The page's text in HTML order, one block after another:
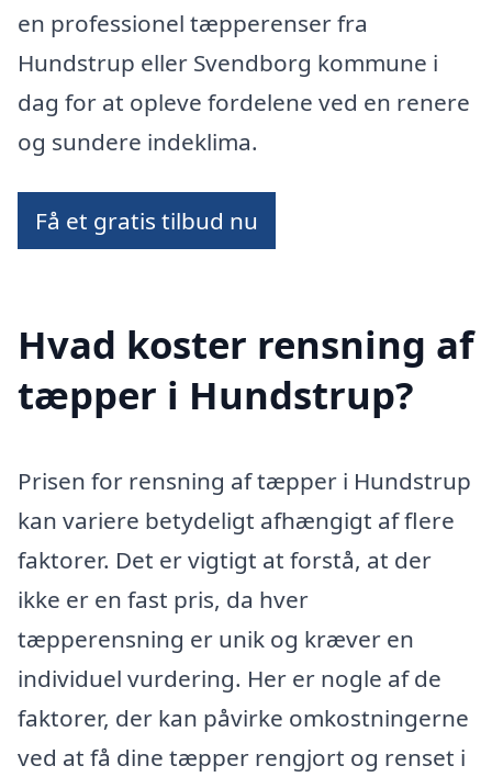
en professionel tæpperenser fra
Hundstrup eller Svendborg kommune i
dag for at opleve fordelene ved en renere
og sundere indeklima.
Få et gratis tilbud nu
Hvad koster rensning af
tæpper i Hundstrup?
Prisen for rensning af tæpper i Hundstrup
kan variere betydeligt afhængigt af flere
faktorer. Det er vigtigt at forstå, at der
ikke er en fast pris, da hver
tæpperensning er unik og kræver en
individuel vurdering. Her er nogle af de
faktorer, der kan påvirke omkostningerne
ved at få dine tæpper rengjort og renset i